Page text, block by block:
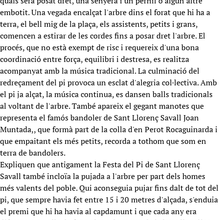
embotit. Una vegada encalçat l'arbre dins el forat que hi ha a
terra, el bell mig de la plaça, els assistents, petits i grans,
comencen a estirar de les cordes fins a posar dret l'arbre. El
procés, que no està exempt de risc i requereix d'una bona
coordinació entre força, equilibri i destresa, es realitza
acompanyat amb la música tradicional. La culminació del
redreçament del pi provoca un esclat d'alegria col·lectiva. Amb
el pi ja alçat, la música continua, es dansen balls tradicionals
al voltant de l'arbre. També apareix el gegant manotes que
representa el famós bandoler de Sant Llorenç Savall Joan
Muntada,, que formà part de la colla d'en Perot Rocaguinarda i
que empaitant els més petits, recorda a tothom que som en
terra de bandolers.
Expliquen que antigament la Festa del Pi de Sant Llorenç
Savall també incloïa la pujada a l'arbre per part dels homes
més valents del poble. Qui aconseguia pujar fins dalt de tot del
pi, que sempre havia fet entre 15 i 20 metres d'alçada, s'enduia
el premi que hi ha havia al capdamunt i que cada any era